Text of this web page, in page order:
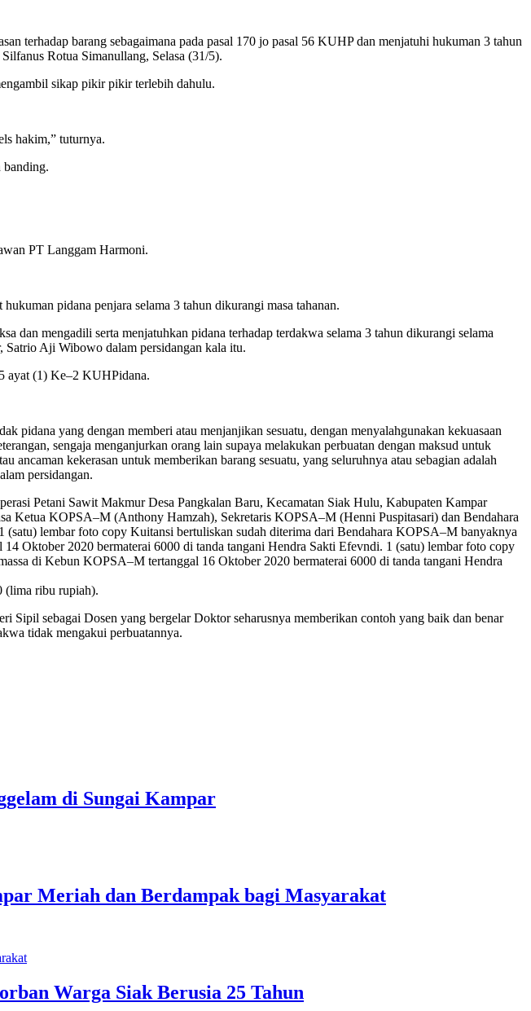
terhadap barang sebagaimana pada pasal 170 jo pasal 56 KUHP dan menjatuhi hukuman 3 tahun
Rotua Simanullang, Selasa (31/5).
sikap pikir pikir terlebih dahulu.
hakim,” tuturnya.
banding.
PT Langgam Harmoni.
pidana penjara selama 3 tahun dikurangi masa tahanan.
dan mengadili serta menjatuhkan pidana terhadap terdakwa selama 3 tahun dikurangi selama
Satrio Aji Wibowo dalam persidangan kala itu.
ayat (1) Ke–2 KUHPidana.
pidana yang dengan memberi atau menjanjikan sesuatu, dengan menyalahgunakan kekuasaan
sengaja menganjurkan orang lain supaya melakukan perbuatan dengan maksud untuk
ancaman kekerasan untuk memberikan barang sesuatu, yang seluruhnya atau sebagian adalah
persidangan.
Petani Sawit Makmur Desa Pangkalan Baru, Kecamatan Siak Hulu, Kabupaten Kampar
KOPSA–M (Anthony Hamzah), Sekretaris KOPSA–M (Henni Puspitasari) dan Bendahara
lembar foto copy Kuitansi bertuliskan sudah diterima dari Bendahara KOPSA–M banyaknya
Oktober 2020 bermaterai 6000 di tanda tangani Hendra Sakti Efevndi. 1 (satu) lembar foto copy
di Kebun KOPSA–M tertanggal 16 Oktober 2020 bermaterai 6000 di tanda tangani Hendra
(lima ribu rupiah).
Sipil sebagai Dosen yang bergelar Doktor seharusnya memberikan contoh yang baik dan benar
tidak mengakui perbuatannya.
di Sungai Kampar
Meriah dan Berdampak bagi Masyarakat
Warga Siak Berusia 25 Tahun